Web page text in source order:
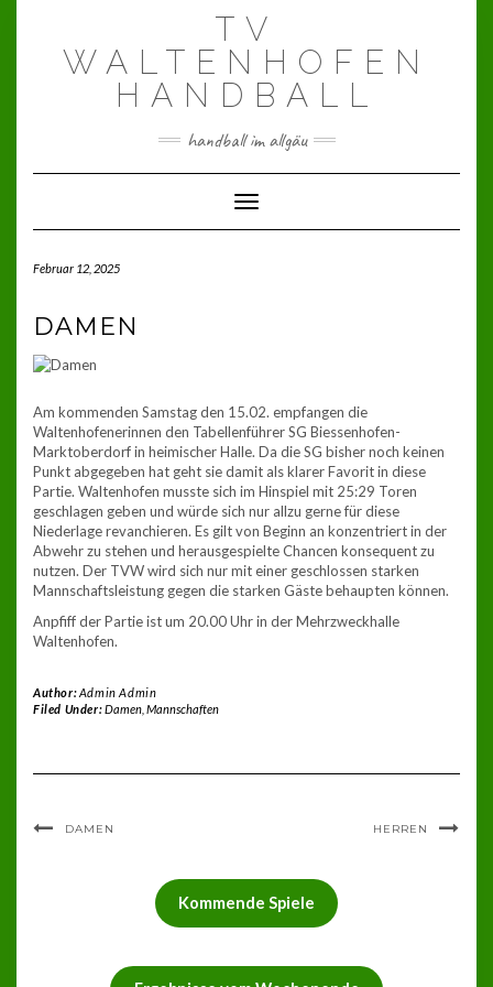
TV
WALTENHOFEN
HANDBALL
handball im allgäu
Toggle Navigation
Februar 12, 2025
DAMEN
Am kommenden Samstag den 15.02. empfangen die
Waltenhofenerinnen den Tabellenführer SG Biessenhofen-
Marktoberdorf in heimischer Halle. Da die SG bisher noch keinen
Punkt abgegeben hat geht sie damit als klarer Favorit in diese
Partie. Waltenhofen musste sich im Hinspiel mit 25:29 Toren
geschlagen geben und würde sich nur allzu gerne für diese
Niederlage revanchieren. Es gilt von Beginn an konzentriert in der
Abwehr zu stehen und herausgespielte Chancen konsequent zu
nutzen. Der TVW wird sich nur mit einer geschlossen starken
Mannschaftsleistung gegen die starken Gäste behaupten können.
Anpfiff der Partie ist um 20.00 Uhr in der Mehrzweckhalle
Waltenhofen.
Author:Admin Admin
Filed Under:Damen, Mannschaften
DAMEN HERREN
Kommende Spiele